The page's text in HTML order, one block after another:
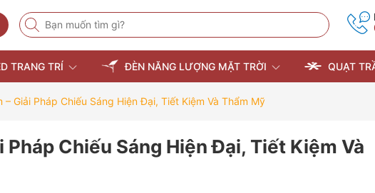
TRANG TRÍ ĐÈN NĂNG LƯỢNG MẶT TRỜI QUẠT
– Giải Pháp Chiếu Sáng Hiện Đại, Tiết Kiệm Và Thẩm Mỹ
Pháp Chiếu Sáng Hiện Đại, Tiết Kiệm Và